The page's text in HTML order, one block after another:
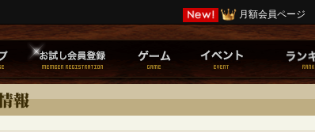
月額会員ページ